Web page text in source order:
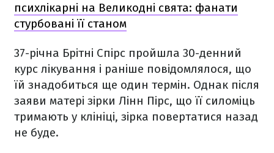
психлікарні на Великодні свята: фанати
стурбовані її станом
37-річна Брітні Спірс пройшла 30-денний
курс лікування і раніше повідомлялося, що
їй знадобиться ще один термін. Однак після
заяви матері зірки Лінн Пірс, що її силоміць
тримають у клініці, зірка повертатися назад
не буде.